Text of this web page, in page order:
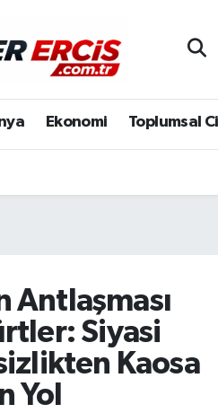
Ekonomi Toplumsal
Antlaşması
Siyasi
Kaosa
Yol